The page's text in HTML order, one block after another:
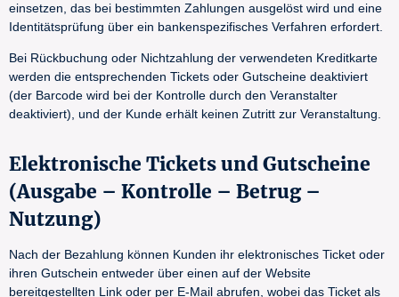
einsetzen, das bei bestimmten Zahlungen ausgelöst wird und eine
Identitätsprüfung über ein bankenspezifisches Verfahren erfordert.
Bei Rückbuchung oder Nichtzahlung der verwendeten Kreditkarte
werden die entsprechenden Tickets oder Gutscheine deaktiviert
(der Barcode wird bei der Kontrolle durch den Veranstalter
deaktiviert), und der Kunde erhält keinen Zutritt zur Veranstaltung.
Elektronische Tickets und Gutscheine
(Ausgabe – Kontrolle – Betrug –
Nutzung)
Nach der Bezahlung können Kunden ihr elektronisches Ticket oder
ihren Gutschein entweder über einen auf der Website
bereitgestellten Link oder per E-Mail abrufen, wobei das Ticket als